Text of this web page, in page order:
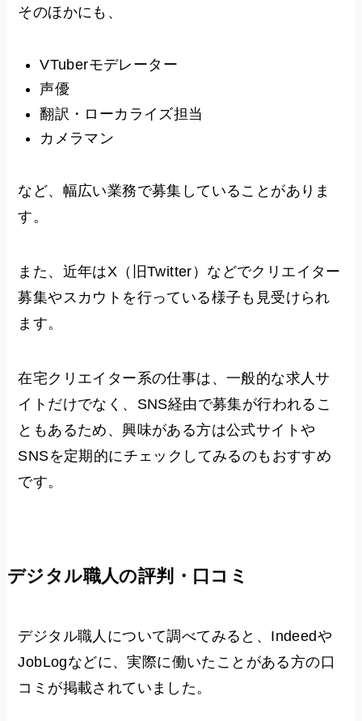
そのほかにも、
VTuberモデレーター
声優
翻訳・ローカライズ担当
カメラマン
など、幅広い業務で募集していることがありま
す。
また、近年はX（旧Twitter）などでクリエイター
募集やスカウトを行っている様子も見受けられ
ます。
在宅クリエイター系の仕事は、一般的な求人サ
イトだけでなく、SNS経由で募集が行われるこ
ともあるため、興味がある方は公式サイトや
SNSを定期的にチェックしてみるのもおすすめ
です。
デジタル職人の評判・口コミ
デジタル職人について調べてみると、Indeedや
JobLogなどに、実際に働いたことがある方の口
コミが掲載されていました。